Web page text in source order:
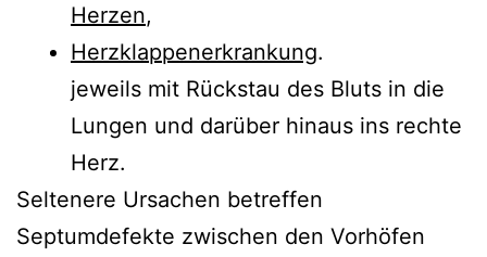
Herzen,
Herzklappenerkrankung.
jeweils mit Rückstau des Bluts in die
Lungen und darüber hinaus ins rechte
Herz.
Seltenere Ursachen betreffen
Septumdefekte zwischen den Vorhöfen